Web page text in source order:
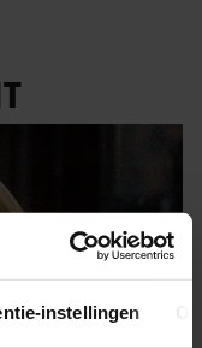
instellingen